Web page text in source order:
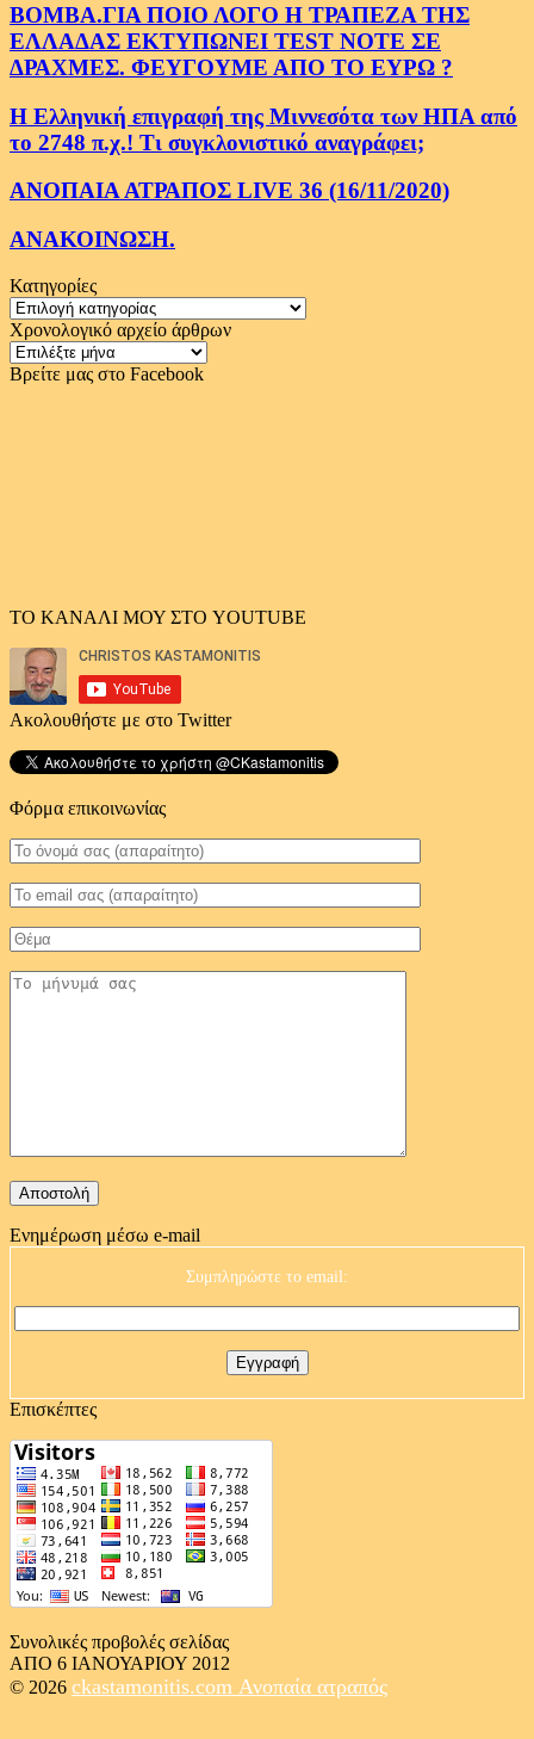
ΒΟΜΒΑ.ΓΙΑ ΠΟΙΟ ΛΟΓΟ Η ΤΡΑΠΕΖΑ ΤΗΣ
ΕΛΛΑΔΑΣ ΕΚΤΥΠΩΝΕΙ TEST NOTE ΣΕ
ΔΡΑΧΜΕΣ. ΦΕΥΓΟΥΜΕ ΑΠΟ ΤΟ ΕΥΡΩ ?
Η Ελληνική επιγραφή της Μιννεσότα των ΗΠΑ από
το 2748 π.χ.! Τι συγκλονιστικό αναγράφει;
ΑΝΟΠΑΙΑ ΑΤΡΑΠΟΣ LIVE 36 (16/11/2020)
ΑΝΑΚΟΙΝΩΣΗ.
Κατηγορίες
Κατηγορίες
Χρονολογικό αρχείο άρθρων
Χρονολογικό
αρχείο
Βρείτε μας στο Facebook
ΤΟ ΚΑΝΑΛΙ ΜΟΥ ΣΤΟ YOUTUBE
Ακολουθήστε με στο Twitter
Φόρμα επικοινωνίας
Ενημέρωση μέσω e-mail
Συμπληρώστε το email:
Επισκέπτες
Συνολικές προβολές σελίδας
ΑΠΟ 6 ΙΑΝΟΥΑΡΙΟΥ 2012
© 2026 ckastamonitis.com Ανοπαία ατραπός